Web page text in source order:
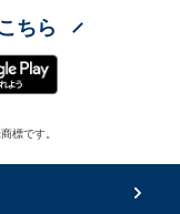
ちら
標です。